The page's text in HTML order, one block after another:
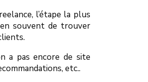
l’étape la plus
souvent de trouver
a pas encore de site
etc..